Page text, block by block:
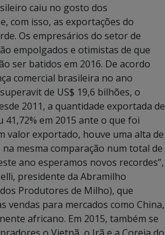
caiu no gosto dos
com isso, as exportações do
Os empresários do setor de
empolgados e otimistas de que
ser batidos em 2016. De acordo
comercial brasileira no ano
de US$ 19,6 bilhões, o
2011, a quantidade exportada de
41,72% em 2015 ante o que foi
valor exportado, houve uma alta de
mesma comparação num total de
ano esperamos novos recordes”,
presidente da Abramilho
Produtores de Milho), que
vendas para mercados como China,
africano. Em 2015, também se